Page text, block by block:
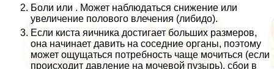
Боли или . Может наблюдаться снижение или
увеличение пoлoвoго влечения (либидо).
Если киста яичника достигает больших размеров,
она начинает давить на соседние органы, поэтому
может ощущаться потребность чаще мочиться (если
происходит давление на мочевой пузырь), сбои в